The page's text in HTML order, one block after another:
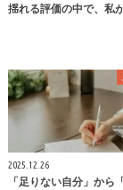
揺れる評価の中で、私
2025.12.26
「足りない自分」から